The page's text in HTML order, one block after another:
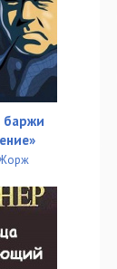
19:34
33:37
25:52
24:37
15:58
баржи